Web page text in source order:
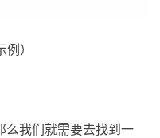
）
么我们就需要去找到一